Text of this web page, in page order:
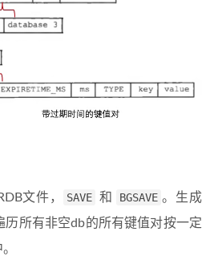
文件， SAVE 和 BGSAVE 。生成
历所有非空db的所有键值对按一定